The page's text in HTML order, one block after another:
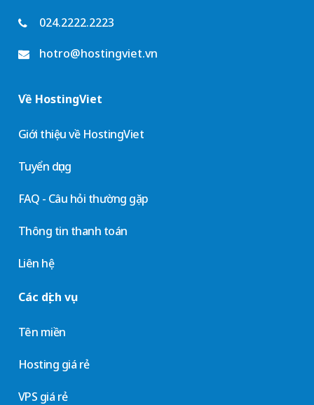
024.2222.2223
hotro@hostingviet.vn
Về HostingViet
Giới thiệu về HostingViet
Tuyển dụng
FAQ - Câu hỏi thường gặp
Thông tin thanh toán
Liên hệ
Các dịch vụ
Tên miền
Hosting giá rẻ
VPS giá rẻ